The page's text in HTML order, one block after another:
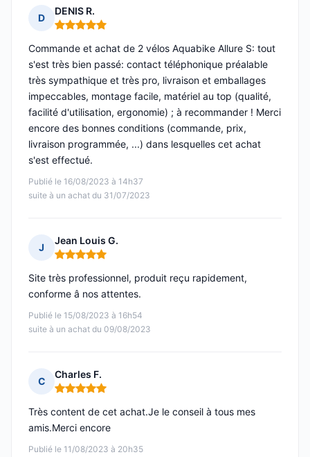
D
DENIS R.
Note : 5 sur 5
Publié le 16/08/2023 à 14h37
suite à un achat du 31/07/2023
Commande et achat de 2 vélos Aquabike Allure S: tout
s'est très bien passé: contact téléphonique préalable
très sympathique et très pro, livraison et emballages
impeccables, montage facile, matériel au top (qualité,
facilité d'utilisation, ergonomie) ; à recommander ! Merci
encore des bonnes conditions (commande, prix,
livraison programmée, ...) dans lesquelles cet achat
s'est effectué.
J
Jean Louis G.
Note : 5 sur 5
Publié le 15/08/2023 à 16h54
suite à un achat du 09/08/2023
Site très professionnel, produit reçu rapidement,
conforme â nos attentes.
C
Charles F.
Note : 5 sur 5
Publié le 11/08/2023 à 20h35
Très content de cet achat.Je le conseil à tous mes
amis.Merci encore